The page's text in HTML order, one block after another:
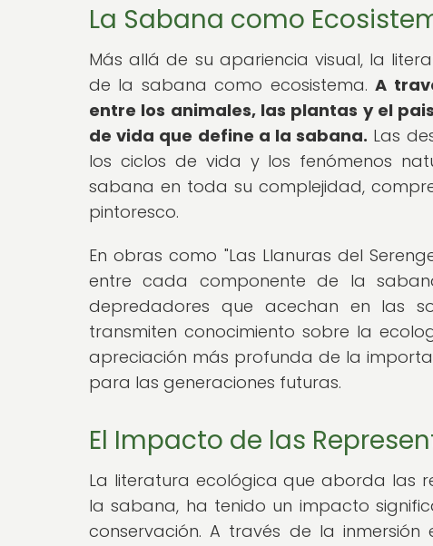
La Sabana como
Más allá de su apariencia visual, la
de la sabana como ecosistema.A
entre los animales, las plantas y el
de vida que define a la sabana. Las
los ciclos de vida y los fenómenos
sabana en toda su complejidad,
pintoresco.
En obras como "Las Llanuras del
entre cada componente de la
depredadores que acechan en las
transmiten conocimiento sobre la
apreciación más profunda de la
para las generaciones futuras.
El Impacto de las
La literatura ecológica que aborda las
la sabana, ha tenido un impacto
conservación. A través de la